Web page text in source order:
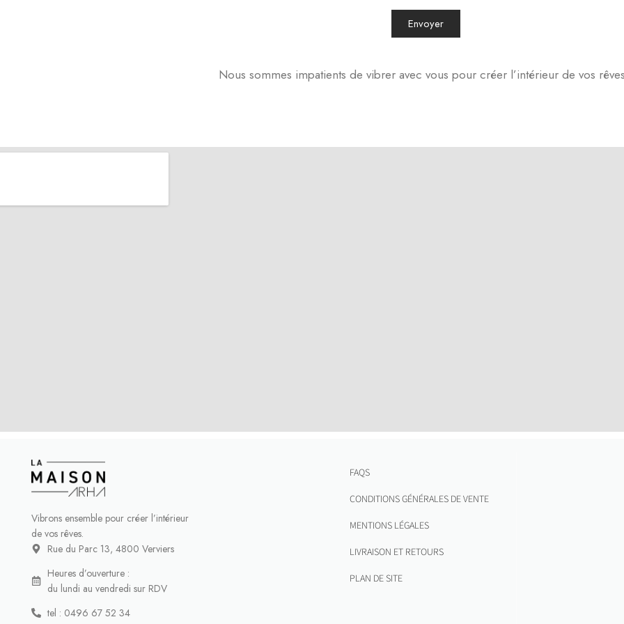
Envoyer
Nous sommes impatients de vibrer avec vous pour créer l’intérieur de vos
Vibrons ensemble pour créer l’intérieur
de vos rêves.
Rue du Parc 13, 4800 Verviers
Heures d’ouverture :
du lundi au vendredi sur RDV
tel : 0496 67 52 34
FAQS
CONDITIONS GÉNÉRALES DE VENTE
MENTIONS LÉGALES
LIVRAISON ET RETOURS
PLAN DE SITE